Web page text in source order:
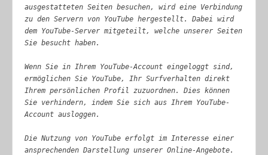
ausgestatteten Seiten besuchen, wird eine Verbindung
zu den Servern von YouTube hergestellt. Dabei wird
dem YouTube-Server mitgeteilt, welche unserer Seiten
Sie besucht haben.
Wenn Sie in Ihrem YouTube-Account eingeloggt sind,
ermöglichen Sie YouTube, Ihr Surfverhalten direkt
Ihrem persönlichen Profil zuzuordnen. Dies können
Sie verhindern, indem Sie sich aus Ihrem YouTube-
Account ausloggen.
Die Nutzung von YouTube erfolgt im Interesse einer
ansprechenden Darstellung unserer Online-Angebote.